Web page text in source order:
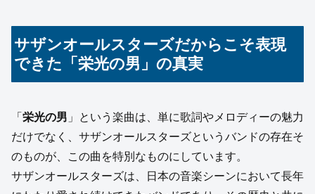
サザンオールスターズだからこそ表現
できた「栄光の男」の真実
「 栄光の男 」という楽曲は、単に歌詞やメロディーの魅力
だけでなく、サザンオールスターズというバンドの存在そ
のものが、この曲を特別なものにしています。
サザンオールスターズは、日本の音楽シーンにおいて長年